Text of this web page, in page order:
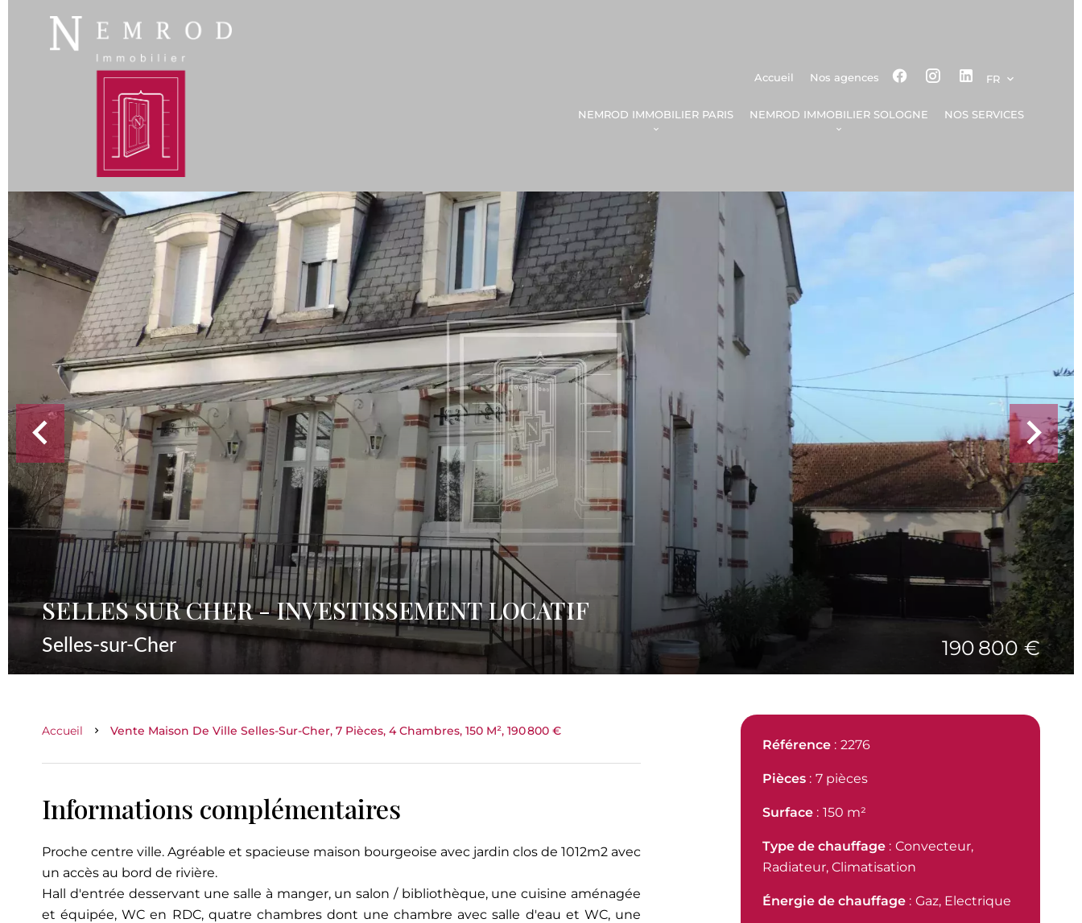
Accueil Nos agences FR
NEMROD IMMOBILIER PARIS NEMROD IMMOBILIER SOLOGNE NOS SERVICES
SELLES SUR CHER - INVESTISSEMENT LOCATIF
Selles-sur-Cher 190 800 €
Accueil Vente Maison De Ville Selles-Sur-Cher, 7 Pièces, 4 Chambres, 150 M², 190 800 €
Informations complémentaires
Proche centre ville. Agréable et spacieuse maison bourgeoise avec jardin clos de 1012m2 avec
un accès au bord de rivière.
Hall d'entrée desservant une salle à manger, un salon / bibliothèque, une cuisine aménagée
et équipée, WC en RDC, quatre chambres dont une chambre avec salle d'eau et WC, une
Référence 2276
Pièces 7 pièces
Surface 150 m²
Type de chauffage
Convecteur,
Radiateur, Climatisation
Énergie de chauffage Gaz, Electrique